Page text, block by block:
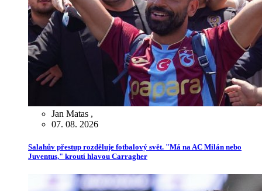
Jan Matas ,
07. 08. 2026
Salahův přestup rozděluje fotbalový svět. "Má na AC Milán nebo
Juventus," kroutí hlavou Carragher